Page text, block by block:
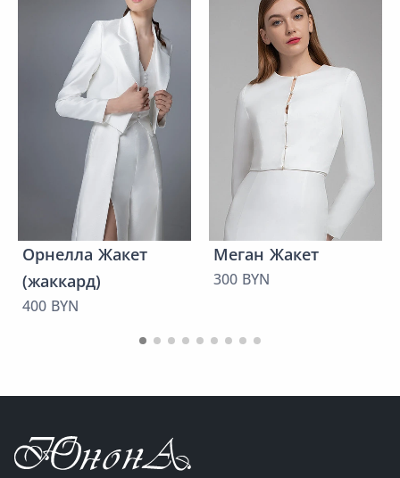
Орнелла Жакет
(жаккард)
400 BYN
Меган Жакет
300 BYN